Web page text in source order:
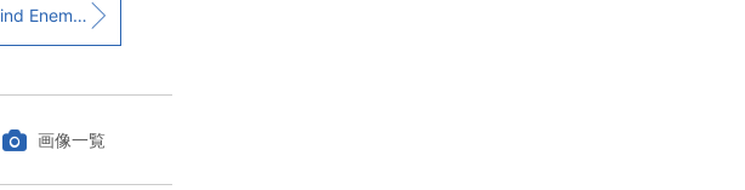
映画：“Behind Enemy Lines”
画像一覧